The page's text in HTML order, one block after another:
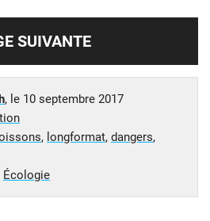
SUIVANTE
, le 10 septembre 2017
, longformat, dangers,
Écologie